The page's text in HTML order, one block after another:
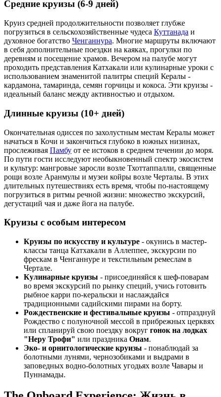
Средние круизы (6-9 дней)
Круиз средней продолжительности позволяет глубже
погрузиться в сельскохозяйственные чудеса Куттанада и
духовное богатство Ченганнура. Многие маршруты включают
в себя дополнительные поездки на каяках, прогулки по
деревням и посещение храмов. Вечером на палубе могут
проходить представления Катхакали или кулинарные уроки с
использованием знаменитой палитры специй Кералы -
кардамона, тамаринда, семян горчицы и кокоса. Эти круизы -
идеальный баланс между активностью и отдыхом.
Длинные круизы (10+ дней)
Окончательная одиссея по захолустным местам Кералы может
начаться в Кочи и закончиться глубоко в южных низинах,
прослеживая Памбу от ее истоков в среднем течении до моря.
По пути гости исследуют необыкновенный спектр экосистем
и культур: мангровые заросли возле Тхоттаппалли, священные
рощи возле Аранмулы и музеи койры возле Черталы. В этих
длительных путешествиях есть время, чтобы по-настоящему
погрузиться в ритмы речной жизни: множество экскурсий,
дегустаций чая и даже йога на палубе.
Круизы с особым интересом
Круизы по искусству и культуре - окунись в мастер-
классы танца Катхакали в Аллеппее, экскурсии по
фрескам в Ченганнуре и текстильным ремеслам в
Чертале.
Кулинарные круизы - присоединяйся к шеф-поварам
во время экскурсий по рынку специй, учись готовить
рыбное карри по-керальски и наслаждайся
традиционными садийскими пирами на борту.
Рождественские и фестивальные круизы - отпразднуй
Рождество с полуночной мессой в прибрежных церквях
или спланируй свою поездку вокруг гонок на лодках
"Неру Трофи" или праздника Онам.
Эко- и орнитологические круизы - понаблюдай за
болотными лунями, чернозобиками и выдрами в
заповедных водно-болотных угодьях возле Чавары и
Пуннамады.